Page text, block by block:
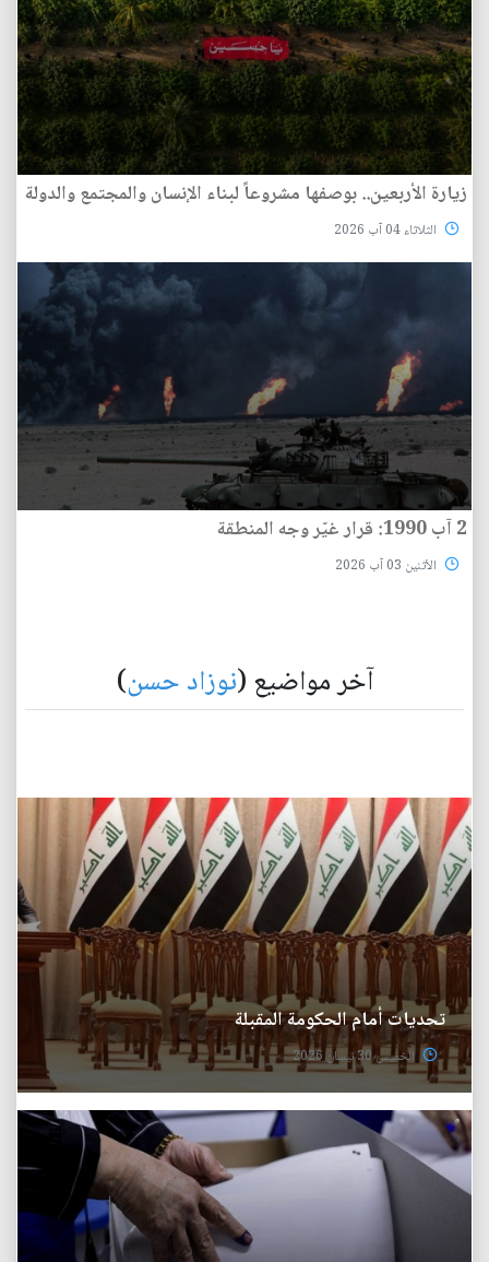
زيارة الأربعين.. بوصفها مشروعاً لبناء الإنسان والمجتمع والدولة
الثلاثاء 04 آب 2026
2 آب 1990: قرار غيّر وجه المنطقة
الأثنين 03 آب 2026
آخر مواضيع (نوزاد حسن)
تحديات أمام الحكومة المقبلة
الخميس 30 نيسان 2026